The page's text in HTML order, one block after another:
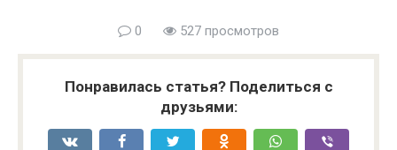
0 527 просмотров
Понравилась статья? Поделиться с
друзьями: